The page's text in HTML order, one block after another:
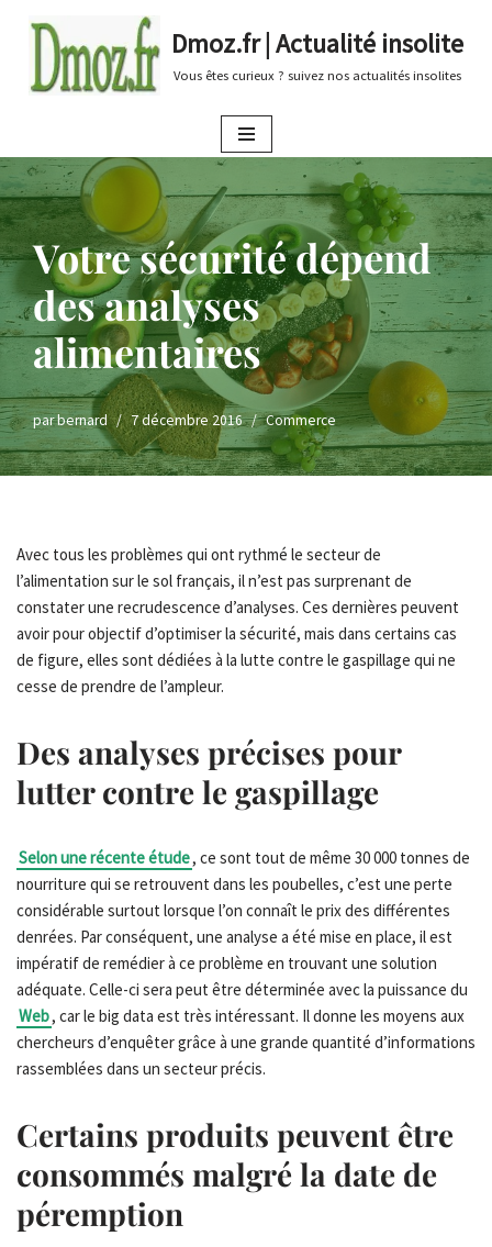
au
Dmoz.fr | Actualité insolite
Vous êtes curieux ? suivez nos actualités insolites
Votre sécurité dépend
des analyses
alimentaires
parbernard 7 décembre 2016 Commerce
Avec tous les problèmes qui ont rythmé le secteur de
l’alimentation sur le sol français, il n’est pas surprenant de
constater une recrudescence d’analyses. Ces dernières peuvent
avoir pour objectif d’optimiser la sécurité, mais dans certains cas
de figure, elles sont dédiées à la lutte contre le gaspillage qui ne
cesse de prendre de l’ampleur.
Des analyses précises pour
lutter contre le gaspillage
Selon une récente étude, ce sont tout de même 30 000 tonnes de
nourriture qui se retrouvent dans les poubelles, c’est une perte
considérable surtout lorsque l’on connaît le prix des différentes
denrées. Par conséquent, une analyse a été mise en place, il est
impératif de remédier à ce problème en trouvant une solution
adéquate. Celle-ci sera peut être déterminée avec la puissance du
Web, car le big data est très intéressant. Il donne les moyens aux
chercheurs d’enquêter grâce à une grande quantité d’informations
rassemblées dans un secteur précis.
Certains produits peuvent être
consommés malgré la date de
péremption